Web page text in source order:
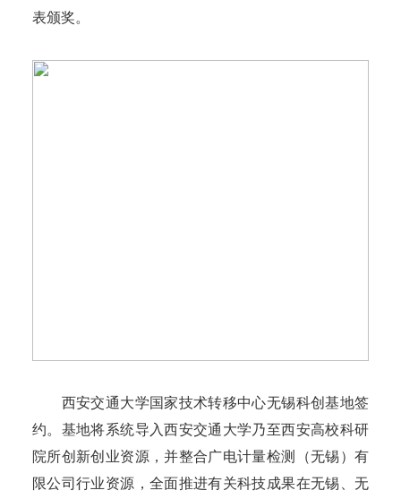
表颁奖。
西安交通大学国家技术转移中心无锡科创基地签
约。基地将系统导入西安交通大学乃至西安高校科研
院所创新创业资源，并整合广电计量检测（无锡）有
限公司行业资源，全面推进有关科技成果在无锡、无